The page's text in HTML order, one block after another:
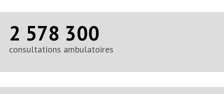
2 578 300
consultations ambulatoires